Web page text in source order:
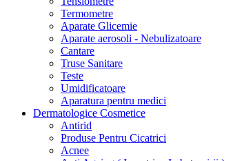
Termometre
Aparate Glicemie
Aparate aerosoli - Nebulizatoare
Cantare
Truse Sanitare
Teste
Umidificatoare
Aparatura pentru medici
Dermatologice Cosmetice
Antirid
Produse Pentru Cicatrici
Acnee